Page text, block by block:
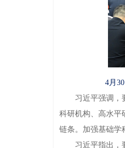
4月
习近平强调，要
科研机构、高水平
链条。加强基础学
习近平指出，要